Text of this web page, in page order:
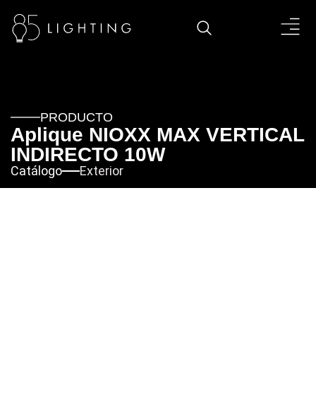
PRODUCTO
Aplique NIOXX MAX VERTICAL
INDIRECTO 10W
Catálogo Exterior